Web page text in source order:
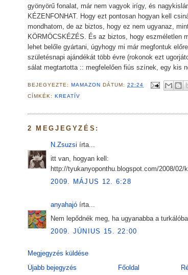
gyönyörű fonalat, már nem vagyok irígy, és
KÉZENFONHAT. Hogy ezt pontosan hogyan kell
mondhatom, de az biztos, hogy ez nem ugyanaz,
KÖRMÖCSKÉZÉS. És az biztos, hogy eszméletlen
lehet belőle gyártani, úgyhogy mi már megfontuk
születésnapi ajándékát több évre (rokonok ezt
sálat megtartotta :: megfelelően fiús színek, egy kis
BEJEGYEZTE:MAMAZON DÁTUM:22:24
CÍMKÉK:KREATÍV
2 MEGJEGYZÉS:
N.Zsuzsi írta...
itt van, hogyan kell:
http://tyukanyoponthu.blogspot.com/2008/02/
2009. MÁJUS 12. 6:28
anyahajó írta...
Nem lepődnék meg, ha ugyanabba a
2009. JÚNIUS 15. 22:00
Megjegyzés küldése
Újabb bejegyzés
Főoldal